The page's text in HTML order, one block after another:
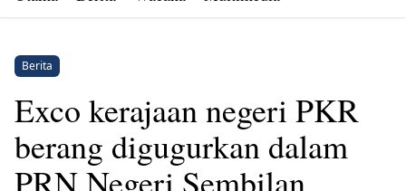
Berita
Exco kerajaan negeri PKR
berang digugurkan dalam
PRN Negeri Sembilan